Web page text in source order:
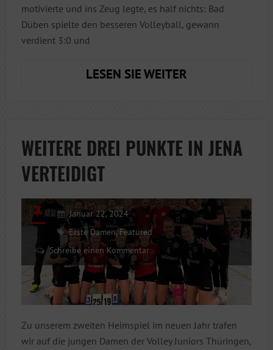
motivierte und ins Zeug legte, es half nichts: Bad
Düben spielte den besseren Volleyball, gewann
verdient 3:0 und
LESEN SIE WEITERWORAN
WEITERE DREI PUNKTE IN JENA
VERTEIDIGT
Januar 22, 2024
Erste Damen,Featured
Schreibe einen Kommentar
Zu unserem zweiten Heimspiel im neuen Jahr trafen
wir auf die jungen Damen der Volley Juniors Thüringen,